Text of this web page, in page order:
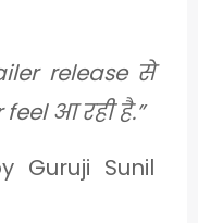
release से
आ रही है.”
Guruji Sunil